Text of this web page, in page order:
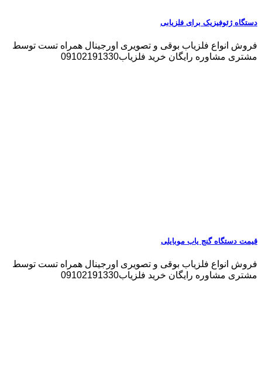
دستگاه ژئوفیزیک برای فلزیابی
فروش انواع فلزیاب بوقی و تصویری اورجینال همراه تست توسط
مشتری مشاوره رایگان خرید فلزیاب09102191330
قیمت دستگاه گنج یاب موبایلی
فروش انواع فلزیاب بوقی و تصویری اورجینال همراه تست توسط
مشتری مشاوره رایگان خرید فلزیاب09102191330